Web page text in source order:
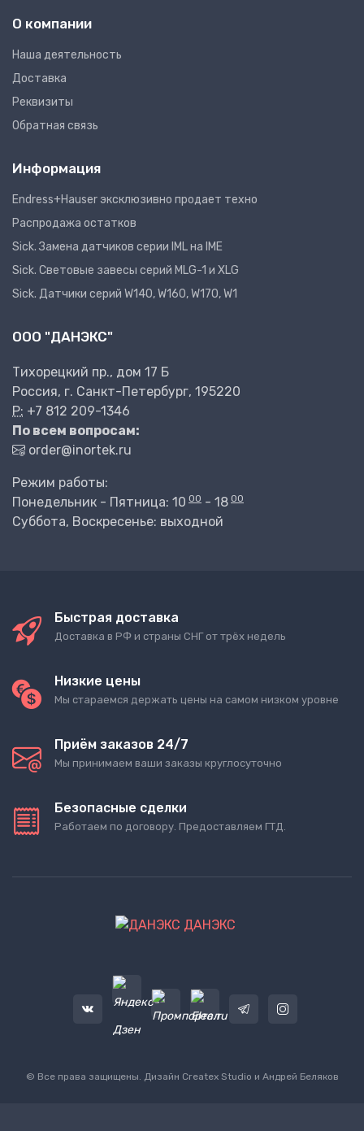
О компании
Наша деятельность
Доставка
Реквизиты
Обратная связь
Информация
Endress+Hauser эксклюзивно продает техно
Распродажа остатков
Sick. Замена датчиков серии IML на IME
Sick. Световые завесы серий MLG-1 и XLG
Sick. Датчики серий W140, W160, W170, W1
ООО "ДАНЭКС"
Тихорецкий пр., дом 17 Б
Россия, г. Санкт-Петербург, 195220
P: +7 812 209-1346
По всем вопросам:
order@inortek.ru
Режим работы:
Понедельник - Пятница: 10 00 - 18 00
Суббота, Воскресенье: выходной
Быстрая доставка
Доставка в РФ и страны СНГ от трёх недель
Низкие цены
Мы стараемся держать цены на самом низком уровне
Приём заказов 24/7
Мы принимаем ваши заказы круглосуточно
Безопасные сделки
Работаем по договору. Предоставляем ГТД.
ДАНЭКС
© Все права защищены. Дизайн Createx Studio и Андрей Беляков